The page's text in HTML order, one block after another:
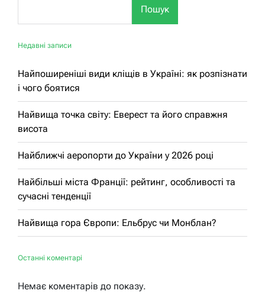
Пошук
Недавні записи
Найпоширеніші види кліщів в Україні: як розпізнати
і чого боятися
Найвища точка світу: Еверест та його справжня
висота
Найближчі аеропорти до України у 2026 році
Найбільші міста Франції: рейтинг, особливості та
сучасні тенденції
Найвища гора Європи: Ельбрус чи Монблан?
Останні коментарі
Немає коментарів до показу.